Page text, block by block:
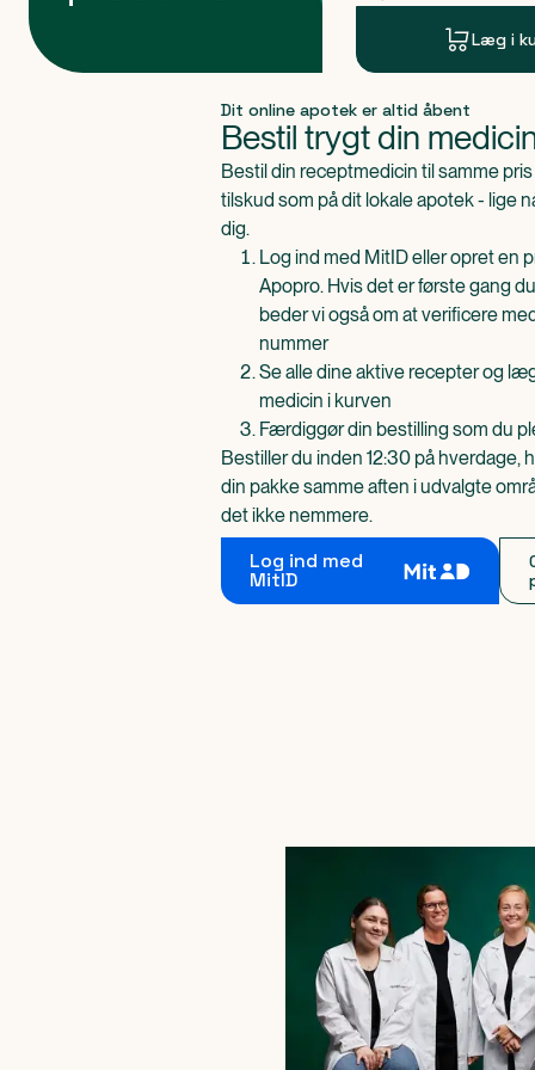
Læg i
Dit online apotek er altid åbent
Bestil trygt din
Bestil din receptmedicin til samme
tilskud som på dit lokale apotek - lige
dig.
Log ind med MitID eller opret en
Apopro. Hvis det er første gang
beder vi også om at verificere
nummer
Se alle dine aktive recepter og
medicin i kurven
Færdiggør din bestilling som du
Bestiller du inden 12:30 på hverdage,
din pakke samme aften i udvalgte
det ikke nemmere.
Log ind med
MitID